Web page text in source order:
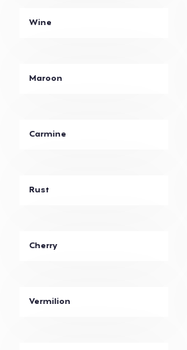
Wine
Maroon
Carmine
Rust
Cherry
Vermilion